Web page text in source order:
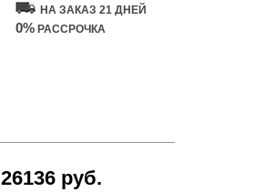
НА ЗАКАЗ 21 ДНЕЙ
0% РАССРОЧКА
26136 руб.